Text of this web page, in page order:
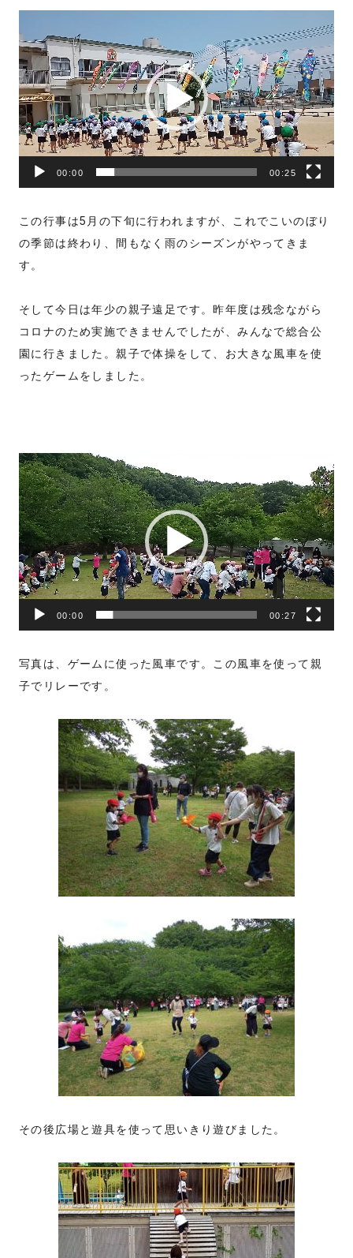
画
プ
レ
ー
ヤ
00:00 00:25
この行事は5月の下旬に行われますが、これでこいのぼり
の季節は終わり、間もなく雨のシーズンがやってきま
す。
そして今日は年少の親子遠足です。昨年度は残念ながら
コロナのため実施できませんでしたが、みんなで総合公
園に行きました。親子で体操をして、お大きな風車を使
ったゲームをしました。
動
画
プ
レ
ー
ヤ
ー
00:00 00:27
写真は、ゲームに使った風車です。この風車を使って親
子でリレーです。
その後広場と遊具を使って思いきり遊びました。